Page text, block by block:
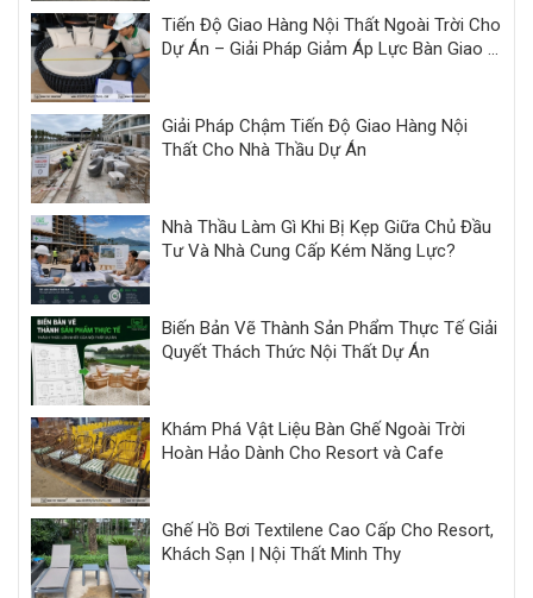
Tiến Độ Giao Hàng Nội Thất Ngoài Trời Cho
Dự Án – Giải Pháp Giảm Áp Lực Bàn Giao |
Giải Pháp Chậm Tiến Độ Giao Hàng Nội
Thất Cho Nhà Thầu Dự Án
Nhà Thầu Làm Gì Khi Bị Kẹp Giữa Chủ Đầu
Tư Và Nhà Cung Cấp Kém Năng Lực?
Biến Bản Vẽ Thành Sản Phẩm Thực Tế Giải
Quyết Thách Thức Nội Thất Dự Án
Khám Phá Vật Liệu Bàn Ghế Ngoài Trời
Hoàn Hảo Dành Cho Resort và Cafe
Ghế Hồ Bơi Textilene Cao Cấp Cho Resort,
Khách Sạn | Nội Thất Minh Thy